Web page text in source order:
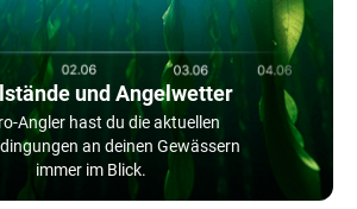
und Angelwetter
Angler hast du die aktuellen
an deinen Gewässern
immer im Blick.